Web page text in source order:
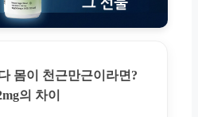
몸이 천근만근이라면?
의 차이